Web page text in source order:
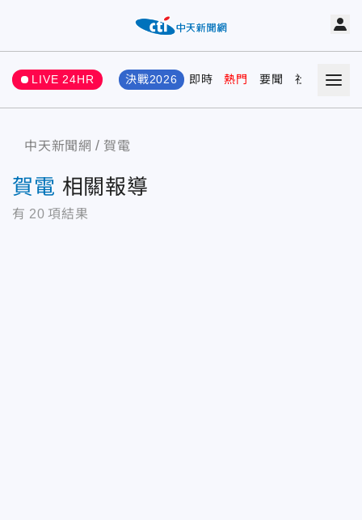
LIVE 24HR 決戰2026 即時 熱門 要聞 社會 娛樂
中天新聞網 賀電
賀電 相關報導
有 20 項結果